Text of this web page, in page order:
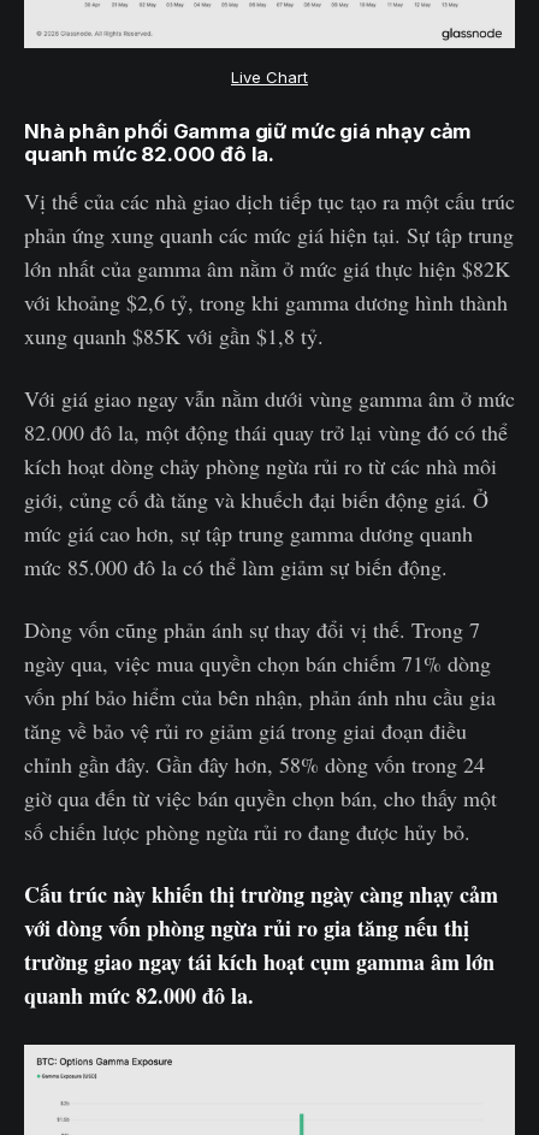
Live Chart
Nhà phân phối Gamma giữ mức giá nhạy cảm
quanh mức 82.000 đô la.
Vị thế của các nhà giao dịch tiếp tục tạo ra một cấu trúc
phản ứng xung quanh các mức giá hiện tại. Sự tập trung
lớn nhất của gamma âm nằm ở mức giá thực hiện $82K
với khoảng $2,6 tỷ, trong khi gamma dương hình thành
xung quanh $85K với gần $1,8 tỷ.
Với giá giao ngay vẫn nằm dưới vùng gamma âm ở mức
82.000 đô la, một động thái quay trở lại vùng đó có thể
kích hoạt dòng chảy phòng ngừa rủi ro từ các nhà môi
giới, củng cố đà tăng và khuếch đại biến động giá. Ở
mức giá cao hơn, sự tập trung gamma dương quanh
mức 85.000 đô la có thể làm giảm sự biến động.
Dòng vốn cũng phản ánh sự thay đổi vị thế. Trong 7
ngày qua, việc mua quyền chọn bán chiếm 71% dòng
vốn phí bảo hiểm của bên nhận, phản ánh nhu cầu gia
tăng về bảo vệ rủi ro giảm giá trong giai đoạn điều
chỉnh gần đây. Gần đây hơn, 58% dòng vốn trong 24
giờ qua đến từ việc bán quyền chọn bán, cho thấy một
số chiến lược phòng ngừa rủi ro đang được hủy bỏ.
Cấu trúc này khiến thị trường ngày càng nhạy cảm
với dòng vốn phòng ngừa rủi ro gia tăng nếu thị
trường giao ngay tái kích hoạt cụm gamma âm lớn
quanh mức 82.000 đô la.